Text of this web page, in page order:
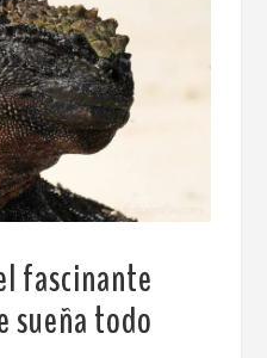
fascinante
sueña todo